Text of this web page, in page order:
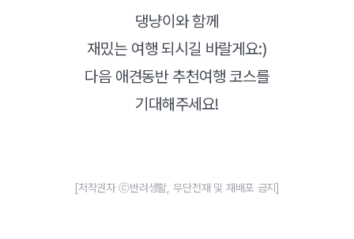
댕냥이와 함께
재밌는 여행 되시길 바랄게요:)
다음 애견동반 추천여행 코스를
기대해주세요!
[저작권자 ⓒ반려생활, 무단전재 및 재배포 금지]